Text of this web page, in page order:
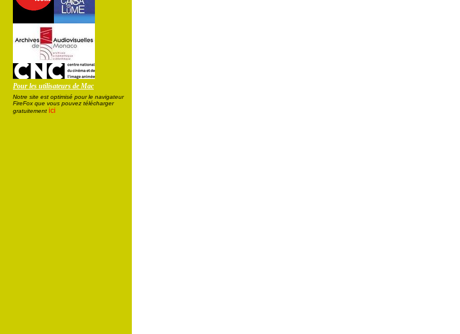
Pour les utilisateurs de Mac
Notre site est optimisé pour le navigateur
FireFox que vous pouvez télécharger
gratuitement ici